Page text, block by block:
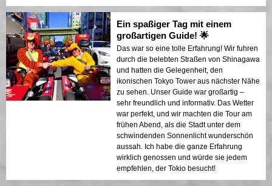
Ein spaßiger Tag mit einem
großartigen Guide! 🌟
Das war so eine tolle Erfahrung! Wir fuhren
durch die belebten Straßen von Shinagawa
und hatten die Gelegenheit, den
ikonischen Tokyo Tower aus nächster Nähe
zu sehen. Unser Guide war großartig –
sehr freundlich und informativ. Das Wetter
war perfekt, und wir machten die Tour am
frühen Abend, als die Stadt unter dem
schwindenden Sonnenlicht wunderschön
aussah. Ich habe die ganze Erfahrung
wirklich genossen und würde sie jedem
empfehlen, der Tokio besucht!